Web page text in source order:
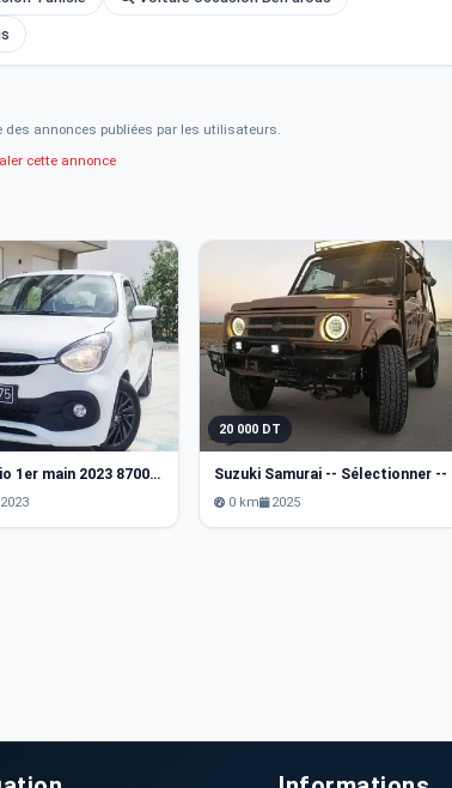
annonces publiées par les utilisateurs.
cette annonce
Suzuki Celerio 1er main 2023 87000 km
2023
20 000 DT
Suzuki Samurai -- Sélectionner --
0 km 2025